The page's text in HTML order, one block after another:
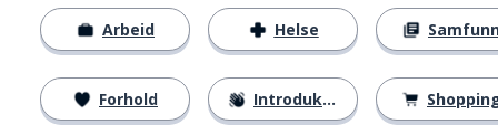
Arbeid
Forhold
Helse
Introduksjoner